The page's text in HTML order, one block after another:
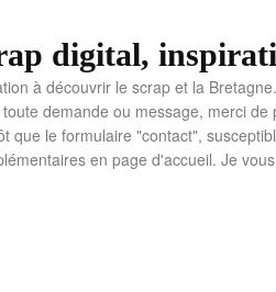
digital,
à découvrir le scrap et la
toute demande ou message, merci
que le formulaire "contact",
en page d'accueil. Je